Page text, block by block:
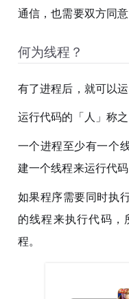
通信，也需要双方同意
何为线程？
有了进程后，就可以
运行代码的「人」称之
一个进程至少有一个
建一个线程来运行代
如果程序需要同时执
的线程来执行代码
程。